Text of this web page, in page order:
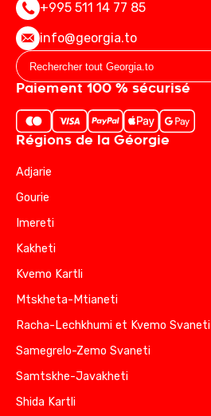
+995 511 14 77 85
info@georgia.to
Paiement 100 % sécurisé
Régions de la Géorgie
Adjarie
Gourie
Imereti
Kakheti
Kvemo Kartli
Mtskheta-Mtianeti
Racha-Lechkhumi et Kvemo Svaneti
Samegrelo-Zemo Svaneti
Samtskhe-Javakheti
Shida Kartli